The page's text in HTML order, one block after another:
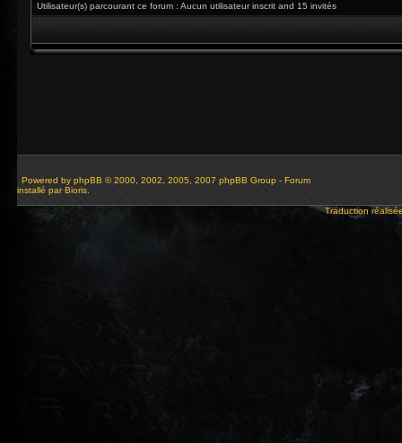
Utilisateur(s) parcourant ce forum : Aucun utilisateur inscrit and 15 invités
Powered by phpBB © 2000, 2002, 2005, 2007 phpBB Group - Forum
installé par Bioris.
Traduction